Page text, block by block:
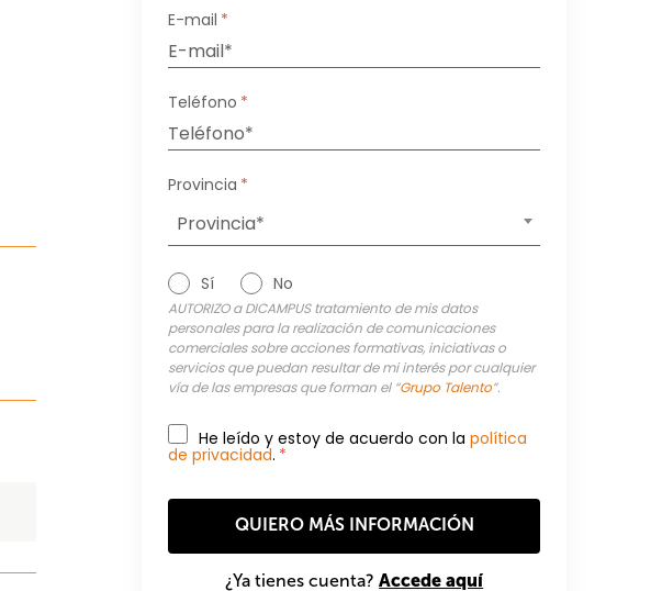
E-mail *
Teléfono *
Provincia *
Provincia*
Sí No
AUTORIZO a DICAMPUS tratamiento de mis datos
personales para la realización de comunicaciones
comerciales sobre acciones formativas, iniciativas o
servicios que puedan resultar de mi interés por cualquier
vía de las empresas que forman el “Grupo Talento”.
He leído y estoy de acuerdo con lapolítica
de privacidad. *
¿Ya tienes cuenta?Accede aquí